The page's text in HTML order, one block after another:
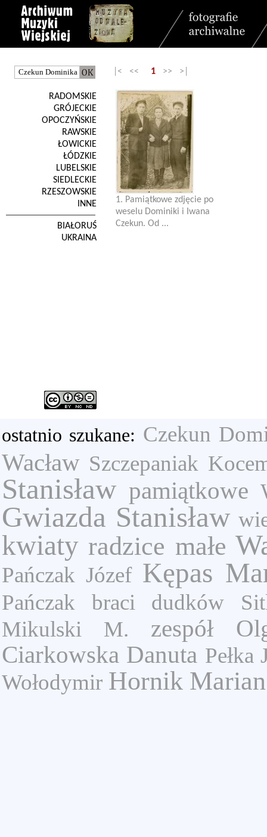
RADOMSKIE
GRÓJECKIE
OPOCZYŃSKIE
RAWSKIE
ŁOWICKIE
ŁÓDZKIE
LUBELSKIE
SIEDLECKIE
RZESZOWSKIE
INNE
BIAŁORUŚ
UKRAINA
|< << 1 >> >|
1. Pamiątkowe zdjęcie po
weselu Dominiki i Iwana
Czekun. Od ...
ostatnio szukane: Czekun
Wacław Szczepaniak
Stanisław pamiątkowe
Gwiazda Stanisław
kwiaty radzice małe
Pańczak Józef Kępas
Pańczak braci dudków
Mikulski M.
zespół
Ciarkowska Danuta Pełka
Wołodymir Hornik Marian